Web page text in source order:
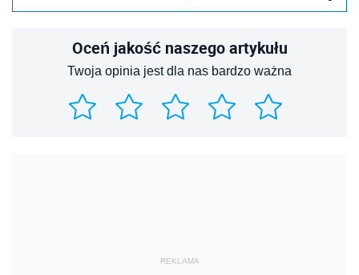
Oceń jakość naszego artykułu
Twoja opinia jest dla nas bardzo ważna
REKLAMA